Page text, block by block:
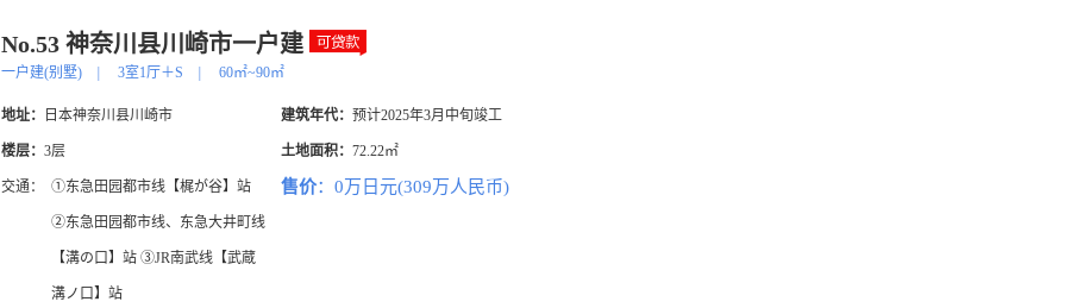
No.53 神奈川县川崎市一户建
一户建(别墅) 3室1厅＋S 60㎡~90㎡
地址： 日本神奈川县川崎市 建筑年代： 预计2025年3月中旬竣工
楼层： 3层 土地面积： 72.22㎡
交通： ①东急田园都市线【梶が谷】站
②东急田园都市线、东急大井町线
【溝の口】站 ③JR南武线【武蔵
溝ノ口】站
售价：0万日元(309万人民币)